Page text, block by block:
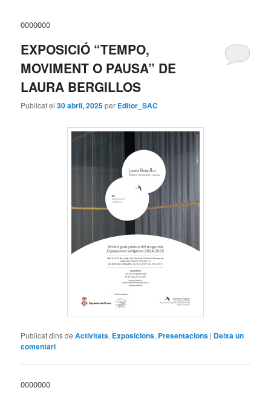
0000000
EXPOSICIÓ “TEMPO,
MOVIMENT O PAUSA” DE
LAURA BERGILLOS
Publicat el30 abril, 2025per Editor_SAC
Publicat dins de Activitats, Exposicions, Presentacions | Deixa un
comentari
0000000